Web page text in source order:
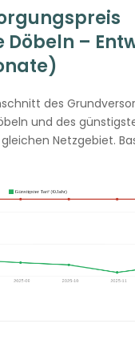
Döbeln –
des
und des
Netzgebiet.